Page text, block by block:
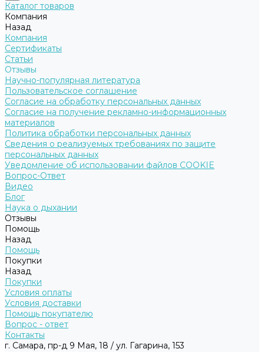
Каталог товаров
Компания
Назад
Компания
Сертификаты
Статьи
Отзывы
Научно-популярная литература
Пользовательское соглашение
Согласие на обработку персональных данных
Согласие на получение рекламно-информационных
материалов
Политика обработки персональных данных
Сведения о реализуемых требованиях по защите
персональных данных
Уведомление об использовании файлов COOKIE
Вопрос-Ответ
Видео
Блог
Наука о дыхании
Отзывы
Помощь
Назад
Помощь
Покупки
Назад
Покупки
Условия оплаты
Условия доставки
Помощь покупателю
Вопрос - ответ
Контакты
г. Самара, пр-д 9 Мая, 18 / ул. Гагарина, 153